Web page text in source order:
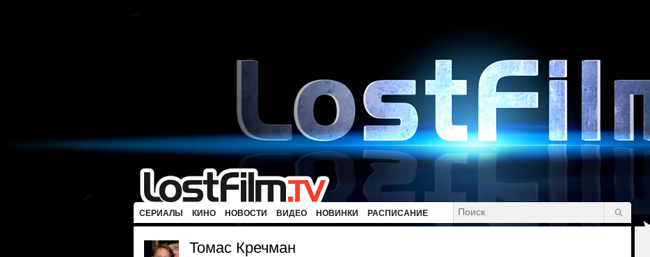
СЕРИАЛЫ КИНО НОВОСТИ ВИДЕО НОВИНКИ РАСПИСАНИЕ
Томас Кречман